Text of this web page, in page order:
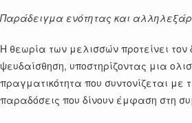
Παράδειγμα ενότητας και
Η θεωρία των μελισσών προτείνει
ψευδαίσθηση, υποστηρίζοντας μια
πραγματικότητα που συντονίζεται με
παραδόσεις που δίνουν έμφαση στη